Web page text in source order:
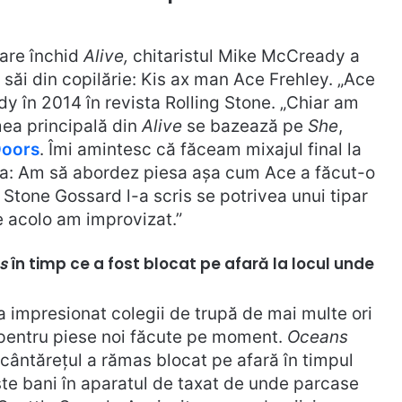
închidAlive, chitaristul Mike McCready a
din copilărie: Kis ax man Ace Frehley. „Ace
în 2014 în revista Rolling Stone. „Chiar am
principală dinAlive se bazează pe She,
. Îmi amintesc că făceam mixajul final la
Am să abordez piesa așa cum Ace a făcut-o
Gossard l-a scris se potrivea unui tipar
acolo am improvizat.”
în timp ce a fost blocat pe afară la locul unde
impresionat colegii de trupă de mai multe ori
piese noi făcute pe moment. Oceans
a rămas blocat pe afară în timpul
bani în aparatul de taxat de unde parcase